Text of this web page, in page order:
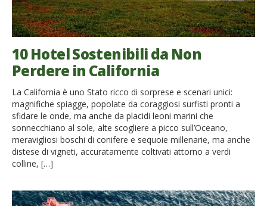
10 Hotel Sostenibili da Non
Perdere in California
La California è uno Stato ricco di sorprese e scenari unici:
magnifiche spiagge, popolate da coraggiosi surfisti pronti a
sfidare le onde, ma anche da placidi leoni marini che
sonnecchiano al sole, alte scogliere a picco sull’Oceano,
meravigliosi boschi di conifere e sequoie millenarie, ma anche
distese di vigneti, accuratamente coltivati attorno a verdi
colline, […]